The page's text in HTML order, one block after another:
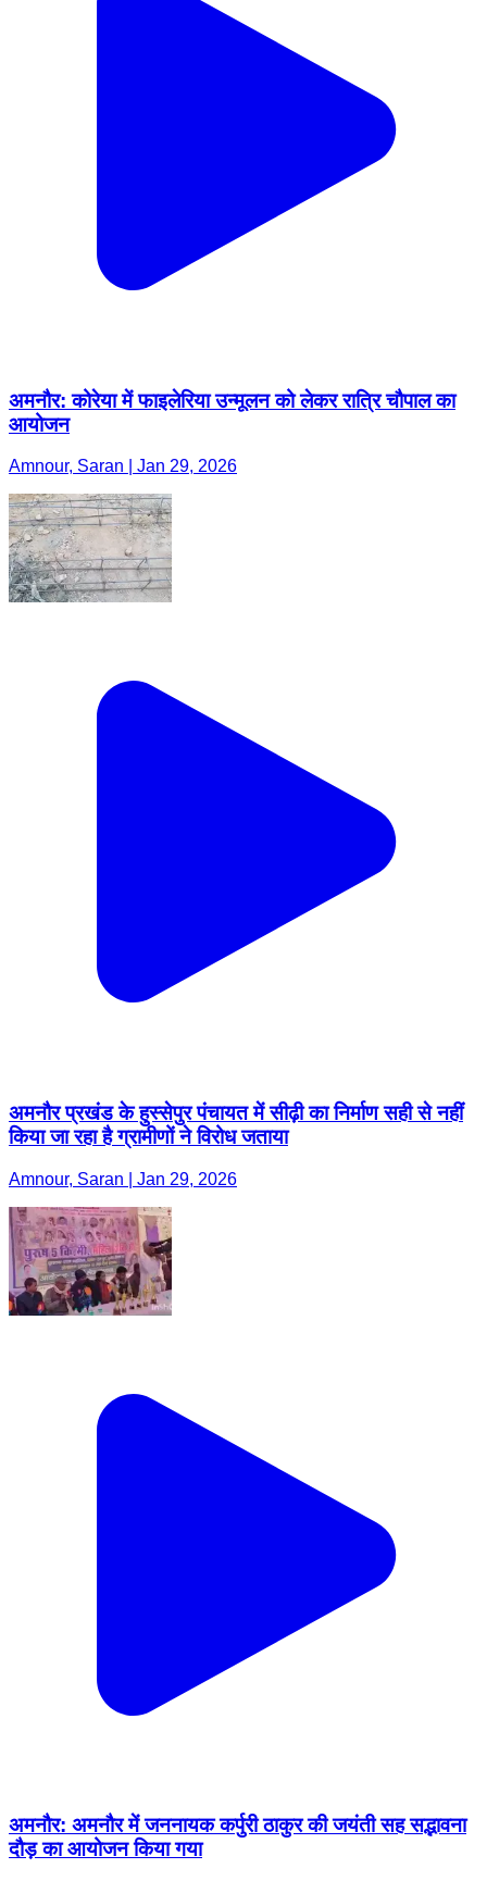
अमनौर: कोरेया में फाइलेरिया उन्मूलन को लेकर रात्रि चौपाल का
आयोजन
Amnour, Saran | Jan 29, 2026
अमनौर प्रखंड के हुस्सेपुर पंचायत में सीढ़ी का निर्माण सही से नहीं
किया जा रहा है ग्रामीणों ने विरोध जताया
Amnour, Saran | Jan 29, 2026
अमनौर: अमनौर में जननायक कर्पुरी ठाकुर की जयंती सह सद्भावना
दौड़ का आयोजन किया गया